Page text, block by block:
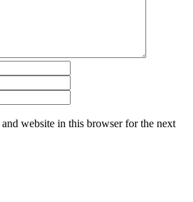
website in this browser for the next